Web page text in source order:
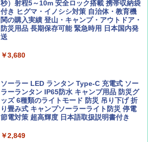
BE-PAL(ビ-パル) 2026年 9 月号【特別付録:
SOTO ミニマル"旅"財布 ランダム2種】
￥1,500
新しい日本地理 地図・統計・移動から読み
解く (講談社現代新書)
￥1,540
ーティング フルクローズ メッシュ 3-4人用
簡単設置 ポップアップテント エクルベージ
ュ(BC仕様) PATC-150B(EB)
￥8,991
収納 コンパクト 簡単設営 カンガルーテント
ソロキャンプ ソロテント
￥20,718
秒）射程5～10m 安全ロック搭載 携帯収納袋
付き ヒグマ・イノシシ対策 自治体・教育機
関の購入実績 登山・キャンプ・アウトドア・
防災用品 長期保存可能 緊急時用 日本国内発
送
￥3,680
ソーラー LED ランタン Type-C 充電式 ソー
ラーランタン IP65防水 キャンプ用品 防災グ
ッズ 6種類のライトモード 防災 吊り下げ 折
り畳み式 キャンプソーラーライト防災 停電
節電対策 超高輝度 日本語取扱説明書付き
￥2,849